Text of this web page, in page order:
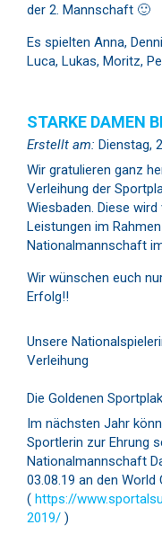
der 2. Mannschaft 🙂
Es spielten Anna,
Luca, Lukas, Moritz,
STARKE DAMEN
Erstellt am: Dienstag,
Wir gratulieren ganz
Verleihung der
Wiesbaden. Diese
Leistungen im
Nationalmannschaft
Wir wünschen euch
Erfolg!!
Unsere
Verleihung
Die Goldenen
Im nächsten Jahr
Sportlerin zur Ehrung
Nationalmannschaft
03.08.19 an den
( https://
2019/ )